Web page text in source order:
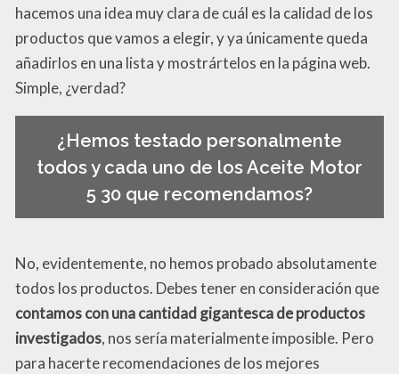
hacemos una idea muy clara de cuál es la calidad de los
productos que vamos a elegir, y ya únicamente queda
añadirlos en una lista y mostrártelos en la página web.
Simple, ¿verdad?
¿Hemos testado personalmente
todos y cada uno de los Aceite Motor
5 30 que recomendamos?
No, evidentemente, no hemos probado absolutamente
todos los productos. Debes tener en consideración que
contamos con una cantidad gigantesca de productos
investigados, nos sería materialmente imposible. Pero
para hacerte recomendaciones de los mejores